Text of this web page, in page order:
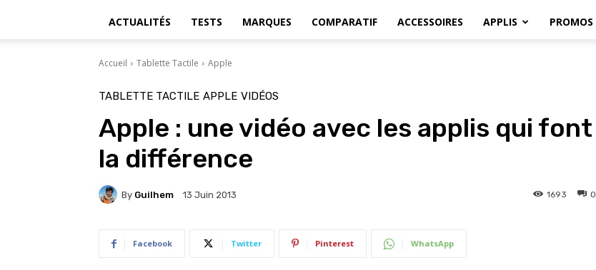
ACTUALITÉS TESTS MARQUES COMPARATIF ACCESSOIRES APPLIS PROMOS
Accueil Tablette Tactile Apple
TABLETTE TACTILE APPLE VIDÉOS
Apple : une vidéo avec les applis qui font
la différence
By Guilhem 13 Juin 2013 0
1693
Facebook Twitter Pinterest WhatsApp